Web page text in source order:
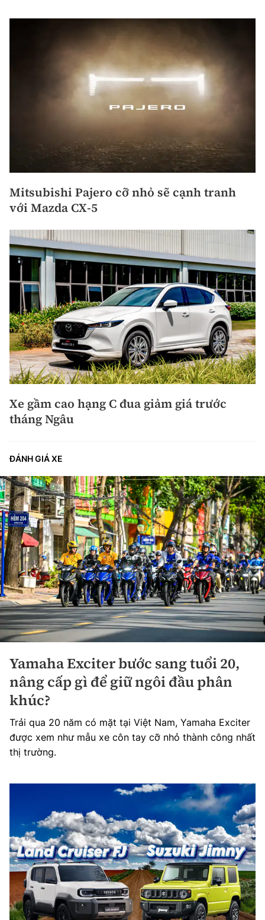
Mitsubishi Pajero cỡ nhỏ sẽ cạnh tranh
với Mazda CX-5
Xe gầm cao hạng C đua giảm giá trước
tháng Ngâu
ĐÁNH GIÁ XE
Yamaha Exciter bước sang tuổi 20,
nâng cấp gì để giữ ngôi đầu phân
khúc?
Trải qua 20 năm có mặt tại Việt Nam, Yamaha Exciter
được xem như mẫu xe côn tay cỡ nhỏ thành công nhất
thị trường.